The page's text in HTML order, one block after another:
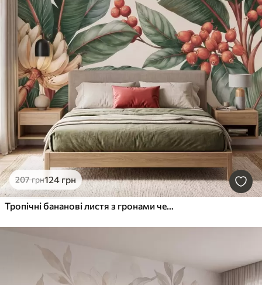
207грн124 грн
Тропічні бананові листя з гронами червоних кавових ягід, у стилі акварелі